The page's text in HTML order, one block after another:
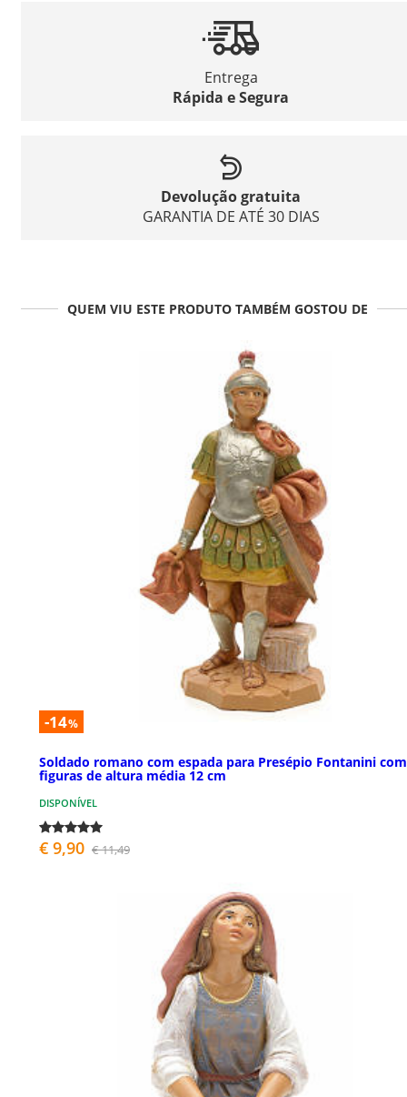
Entrega
Rápida e Segura
Devolução gratuita
GARANTIA DE ATÉ 30 DIAS
QUEM VIU ESTE PRODUTO TAMBÉM GOSTOU DE
-14%
Soldado romano com espada para Presépio Fontanini com
figuras de altura média 12 cm
DISPONÍVEL
€ 9,90 € 11,49